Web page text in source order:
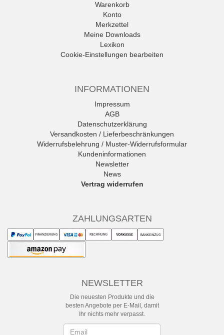
Warenkorb
Konto
Merkzettel
Meine Downloads
Lexikon
Cookie-Einstellungen bearbeiten
INFORMATIONEN
Impressum
AGB
Datenschutzerklärung
Versandkosten / Lieferbeschränkungen
Widerrufsbelehrung / Muster-Widerrufsformular
Kundeninformationen
Newsletter
News
Vertrag widerrufen
ZAHLUNGSARTEN
NEWSLETTER
Die neuesten Produkte und die
besten Angebote per E-Mail, damit
Ihr nichts mehr verpasst.